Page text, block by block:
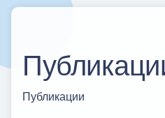
Публикации